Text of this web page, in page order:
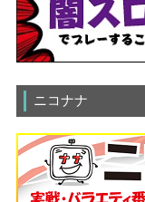
ニコナナ